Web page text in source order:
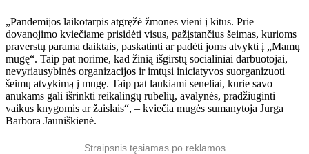
„Pandemijos laikotarpis atgręžė žmones vieni į kitus. Prie
dovanojimo kviečiame prisidėti visus, pažįstančius šeimas, kurioms
praverstų parama daiktais, paskatinti ar padėti joms atvykti į „Mamų
mugę“. Taip pat norime, kad žinią išgirstų socialiniai darbuotojai,
nevyriausybinės organizacijos ir imtųsi iniciatyvos suorganizuoti
šeimų atvykimą į mugę. Taip pat laukiami seneliai, kurie savo
anūkams gali išrinkti reikalingų rūbelių, avalynės, pradžiuginti
vaikus knygomis ar žaislais“, – kviečia mugės sumanytoja Jurga
Barbora Jauniškienė.
Straipsnis tęsiamas po reklamos